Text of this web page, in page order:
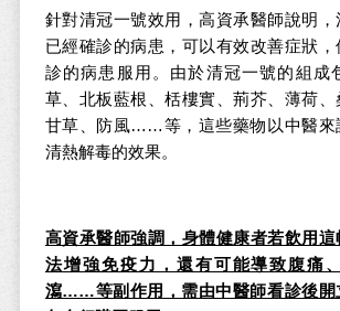
針對清冠一號效用，高資承醫師說明
已經確診的病患，可以有效改善症狀
診的病患服用。由於清冠一號的組成
草、北板藍根、栝樓實、荊芥、薄荷、
甘草、防風……等，這些藥物以中醫來
清熱解毒的效果。
高資承醫師強調，身體健康者若飲用
法增強免疫力，還有可能導致腹痛
瀉……等副作用，需由中醫師看診後開